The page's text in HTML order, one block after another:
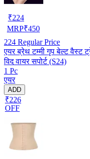
₹224
MRP₹450
224 Regular Price
एयर ब्रेथ टम्मी गृप बेल्ट वैस्ट
विद वायर सपोर्ट (S24)
1 Pc
एयर
ADD
₹226
OFF